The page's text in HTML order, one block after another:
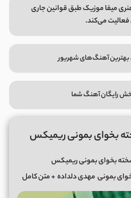
میفا موزیک طبق قوانین جاری
فعالیت می‌کند.
آهنگ‌های شهریور
رایگان آهنگ شما
بخوای بمونی ریمیکس
بخوای بمونی ریمیکس
بمونی مهدی دلداده+ متن کامل